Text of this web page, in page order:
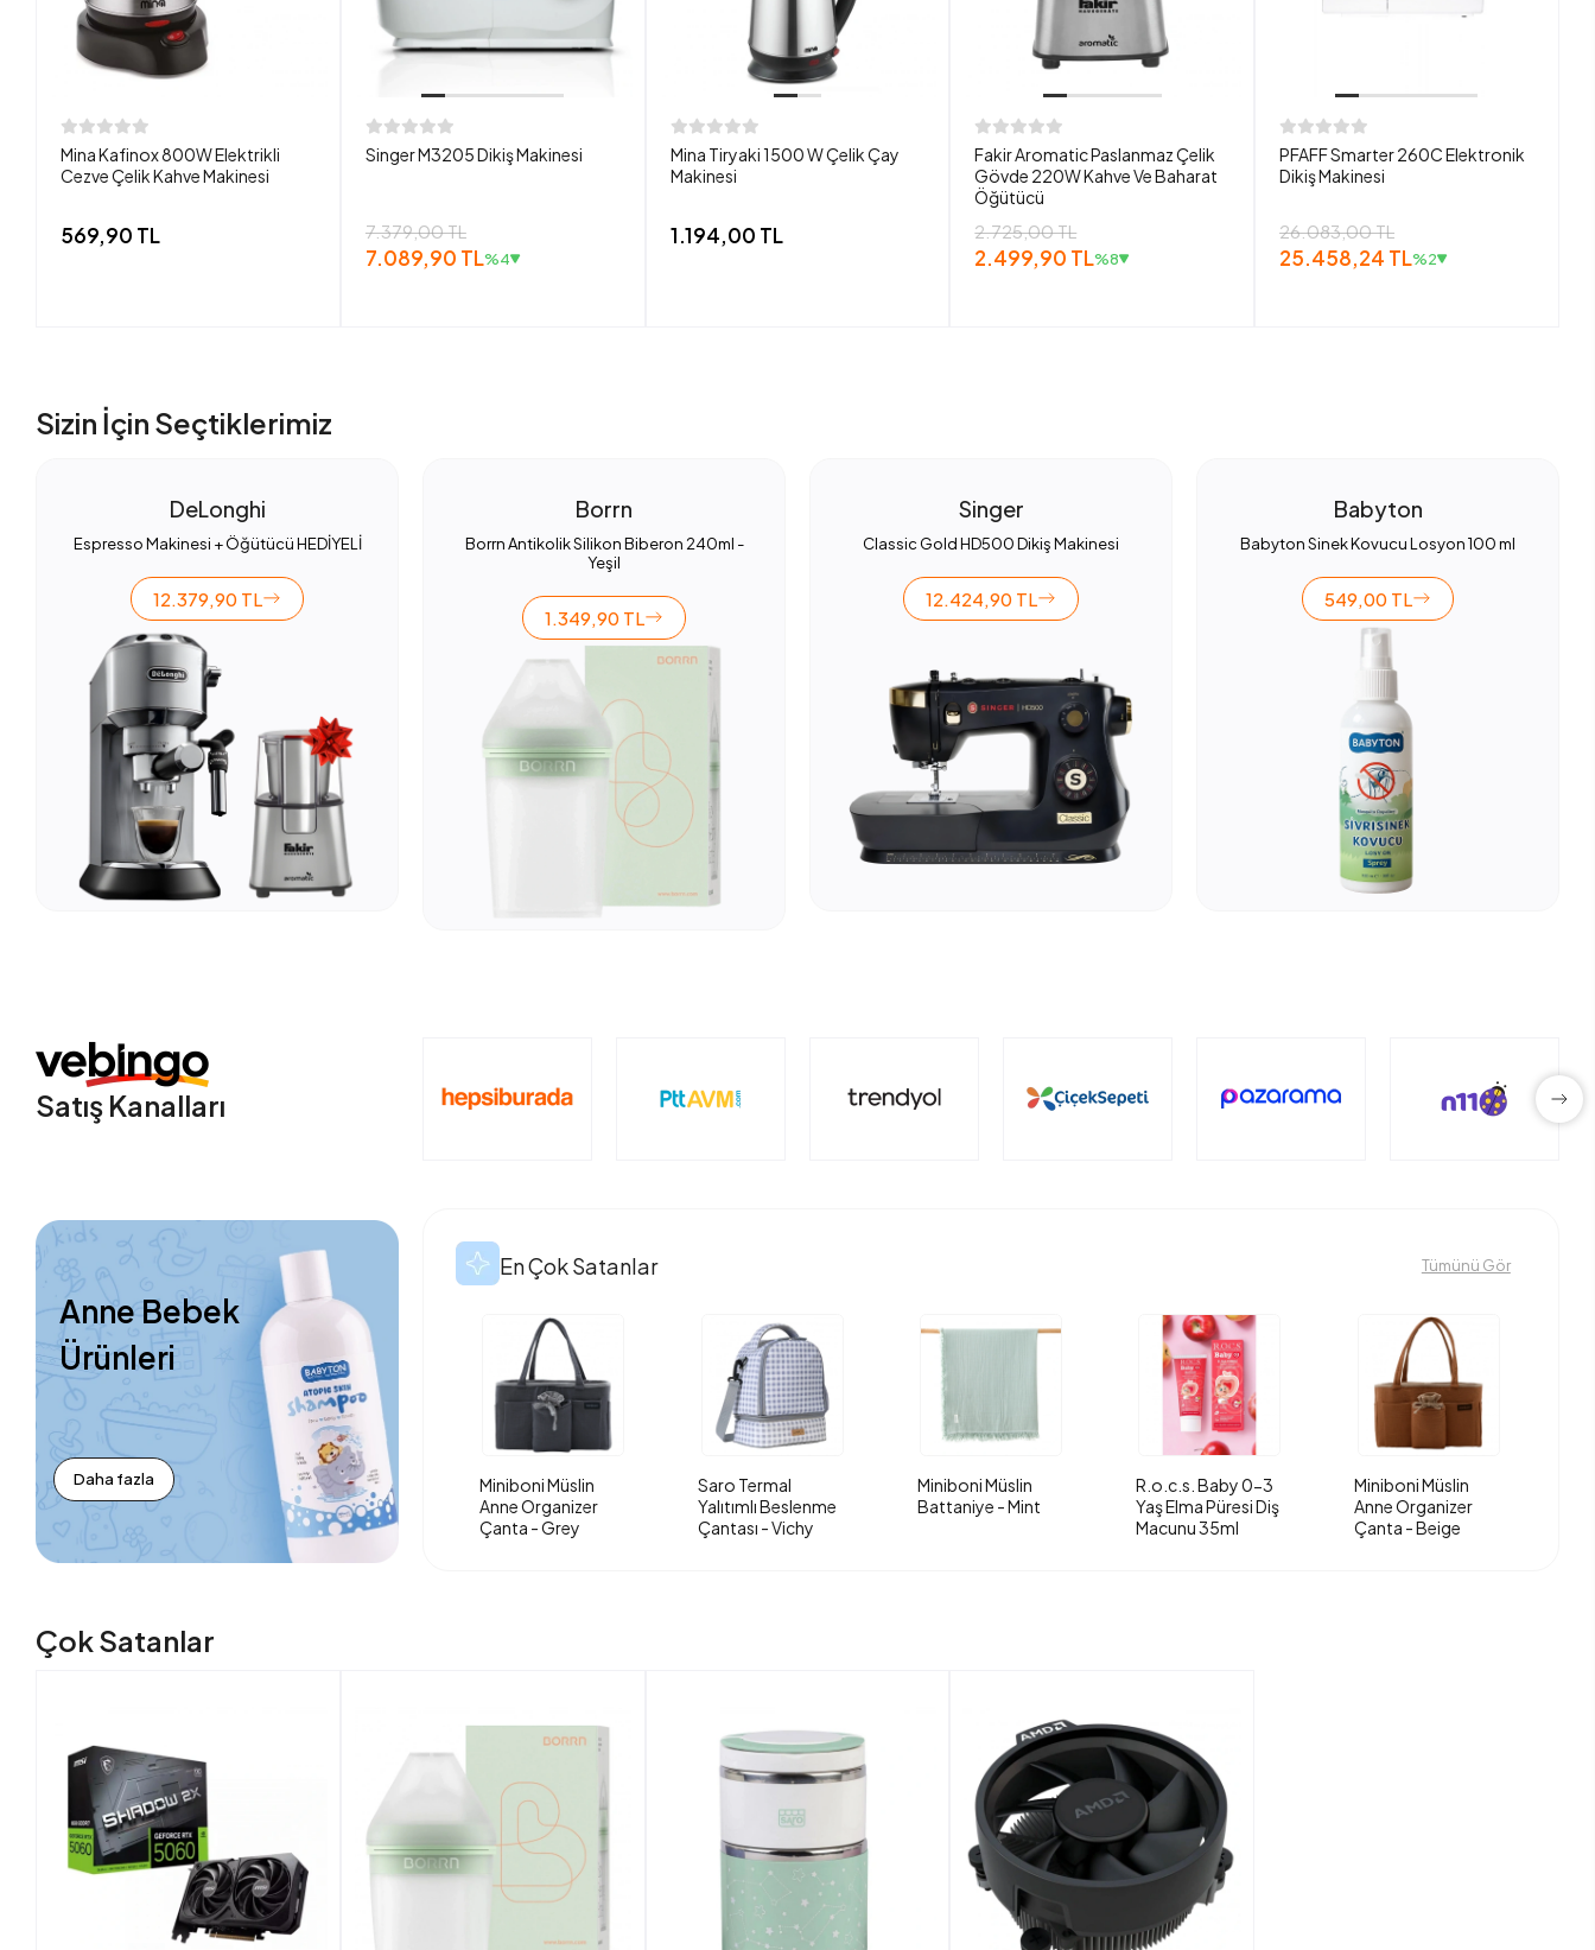
Mina Kafinox 800W Elektrikli
Cezve Çelik Kahve Makinesi
569,90 TL
Singer M3205 Dikiş Makinesi
7.379,00 TL
7.089,90 TL%4
Mina Tiryaki 1500 W Çelik Çay
Makinesi
1.194,00 TL
Fakir Aromatic Paslanmaz Çelik
Gövde 220W Kahve Ve Baharat
Öğütücü
2.725,00 TL
2.499,90 TL%8
PFAFF Smarter 260C Elektronik
Dikiş Makinesi
26.083,00 TL
25.458,24 TL%2
Sizin İçin Seçtiklerimiz
DeLonghi
Espresso Makinesi + Öğütücü HEDİYELİ
12.379,90 TL
Borrn
Borrn Antikolik Silikon Biberon 240ml -
Yeşil
1.349,90 TL
Singer
Classic Gold HD500 Dikiş Makinesi
12.424,90 TL
Babyton
Babyton Sinek Kovucu Losyon 100 ml
549,00 TL
Satış Kanalları
Anne Bebek
Ürünleri
Daha fazla
En Çok Satanlar Tümünü Gör
Miniboni Müslin
Anne Organizer
Çanta - Grey
Saro Termal
Yalıtımlı Beslenme
Çantası - Vichy
Miniboni Müslin
Battaniye - Mint
R.o.c.s. Baby 0-3
Yaş Elma Püresi Diş
Macunu 35ml
Miniboni Müslin
Anne Organizer
Çanta - Beige
Çok Satanlar